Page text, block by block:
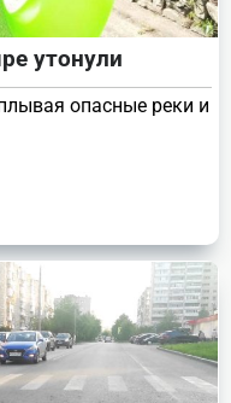
утонули
опасные реки и